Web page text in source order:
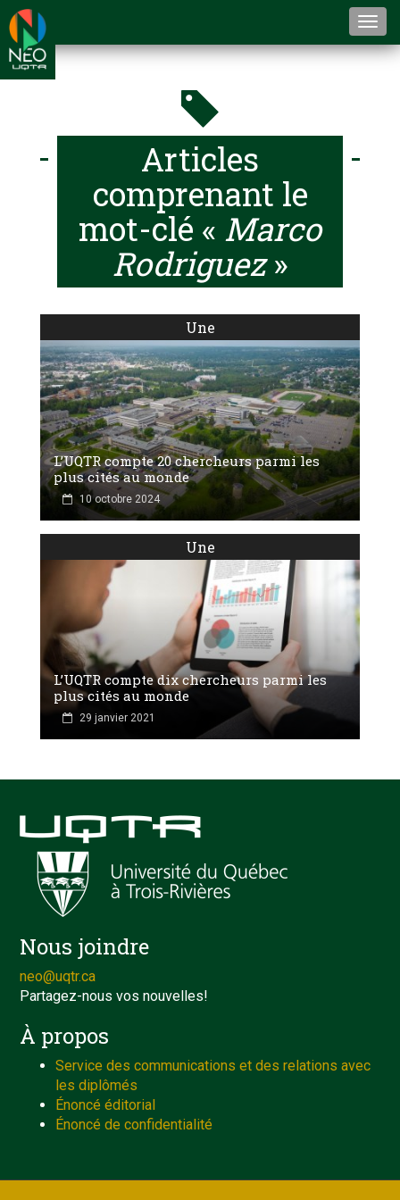
Articles
comprenant le
mot-clé « Marco
Rodriguez»
Une
L’UQTR compte 20 chercheurs parmi les
plus cités au monde
10 octobre 2024
Une
L’UQTR compte dix chercheurs parmi les
plus cités au monde
29 janvier 2021
Nous joindre
neo@uqtr.ca
Partagez-nous vos nouvelles!
À propos
Service des communications et des relations avec
les diplômés
Énoncé éditorial
Énoncé de confidentialité